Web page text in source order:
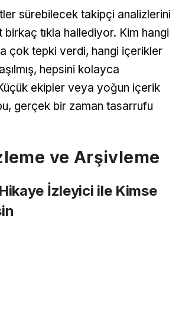
sürebilecek takipçi analizlerini
birkaç tıkla hallediyor. Kim hangi
çok tepki verdi, hangi içerikler
hepsini kolayca
ekipler veya yoğun içerik
gerçek bir zaman tasarrufu
ve Arşivleme
İzleyici ile Kimse